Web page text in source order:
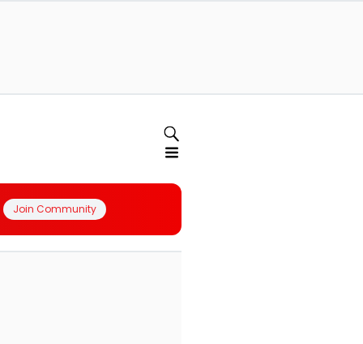
Join Community